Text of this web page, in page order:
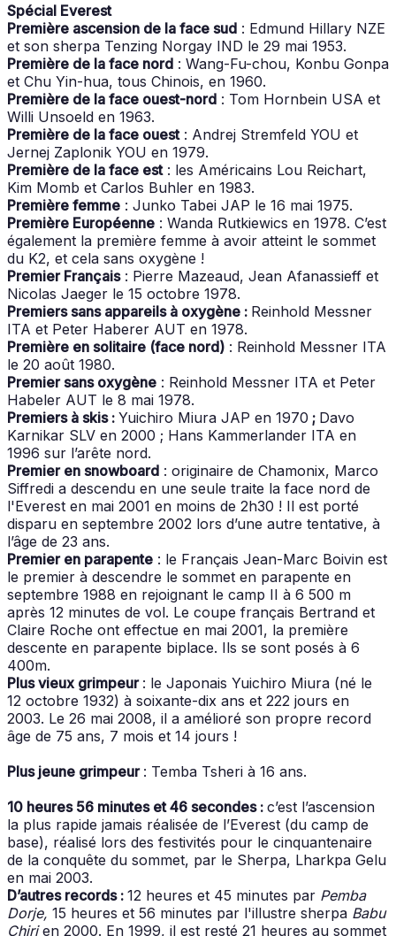
Spécial Everest
Première ascension de la face sud : Edmund Hillary NZE
et son sherpa Tenzing Norgay IND le 29 mai 1953.
Première de la face nord : Wang-Fu-chou, Konbu Gonpa
et Chu Yin-hua, tous Chinois, en 1960.
Première de la face ouest-nord : Tom Hornbein USA et
Willi Unsoeld en 1963.
Première de la face ouest: Andrej Stremfeld YOU et
Jernej Zaplonik YOU en 1979.
Première de la face est: les Américains Lou Reichart,
Kim Momb et Carlos Buhler en 1983.
Première femme : Junko Tabei JAP le 16 mai 1975.
Première Européenne : Wanda Rutkiewics en 1978. C’est
également la première femme à avoir atteint le sommet
du K2, et cela sans oxygène !
Premier Français: Pierre Mazeaud, Jean Afanassieff et
Nicolas Jaeger le 15 octobre 1978.
Premiers sans appareils à oxygène : Reinhold Messner
ITA et Peter Haberer AUT en 1978.
Première en solitaire (face nord) : Reinhold Messner ITA
le 20 août 1980.
Premier sans oxygène : Reinhold Messner ITA et Peter
Habeler AUT le 8 mai 1978.
Premiers à skis : Yuichiro Miura JAP en 1970 ; Davo
Karnikar SLV en 2000 ; Hans Kammerlander ITA en
1996 sur l’arête nord.
Premier en snowboard : originaire de Chamonix, Marco
Siffredi a descendu en une seule traite la face nord de
l'Everest en mai 2001 en moins de 2h30 ! Il est porté
disparu en septembre 2002 lors d’une autre tentative, à
l’âge de 23 ans.
Premier en parapente : le Français Jean-Marc Boivin est
le premier à descendre le sommet en parapente en
septembre 1988 en rejoignant le camp II à 6 500 m
après 12 minutes de vol. Le coupe français Bertrand et
Claire Roche ont effectue en mai 2001, la première
descente en parapente biplace. Ils se sont posés à 6
400m.
Plus vieux grimpeur : le Japonais Yuichiro Miura (né le
12 octobre 1932) à soixante-dix ans et 222 jours en
2003. Le 26 mai 2008, il a amélioré son propre record
âge de 75 ans, 7 mois et 14 jours !
Plus jeune grimpeur : Temba Tsheri à 16 ans.
10 heures 56 minutes et 46 secondes : c’est l’ascension
la plus rapide jamais réalisée de l’Everest (du camp de
base), réalisé lors des festivités pour le cinquantenaire
de la conquête du sommet, par le Sherpa, Lharkpa Gelu
en mai 2003.
D’autres records : 12 heures et 45 minutes par Pemba
Dorje, 15 heures et 56 minutes par l'illustre sherpa Babu
Chirien 2000. En 1999, il est resté 21 heures au sommet